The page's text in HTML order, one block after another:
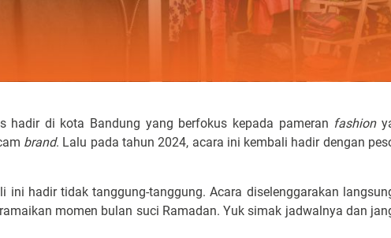
hadir di kota Bandung yang berfokus kepada pameran fashion
brand. Lalu pada tahun 2024, acara ini kembali hadir dengan
ini hadir tidak tanggung-tanggung. Acara diselenggarakan
momen bulan suci Ramadan. Yuk simak jadwalnya dan